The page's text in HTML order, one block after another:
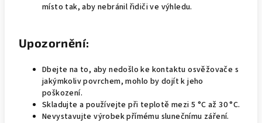
místo tak, aby nebránil řidiči ve výhledu.
Upozornění:
Dbejte na to, aby nedošlo ke kontaktu osvěžovače s
jakýmkoliv povrchem, mohlo by dojít k jeho
poškození.
Skladujte a používejte při teplotě mezi 5 °C až 30 °C.
Nevystavujte výrobek přímému slunečnímu záření.